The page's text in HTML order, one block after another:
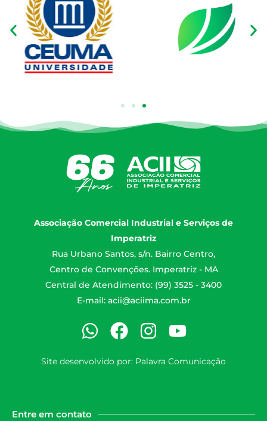
Associação Comercial Industrial e Serviços de
Imperatriz
Rua Urbano Santos, s/n. Bairro Centro,
Centro de Convenções. Imperatriz - MA
Central de Atendimento: (99) 3525 - 3400
E-mail: acii@aciima.com.br
Site desenvolvido por: Palavra Comunicação
Entre em contato